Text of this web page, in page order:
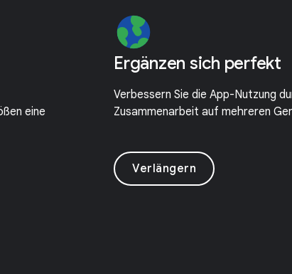
eine
Ergänzen sich perfekt
Verbessern Sie die App-Nutzung
Zusammenarbeit auf mehreren
Verlängern